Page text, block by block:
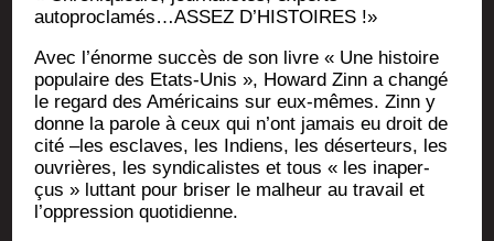
autoproclamés…ASSEZ D’HISTOIRES !»
Avec l’énorme suc­cès de son livre « Une his­toire
popu­laire des Etats-Unis », Howard Zinn a chan­gé
le regard des Amé­ri­cains sur eux-mêmes. Zinn y
donne la parole à ceux qui n’ont jamais eu droit de
cité –les esclaves, les Indiens, les déser­teurs, les
ouvrières, les syn­di­ca­listes et tous « les inaper­
çus » lut­tant pour bri­ser le mal­heur au tra­vail et
l’oppression quotidienne.